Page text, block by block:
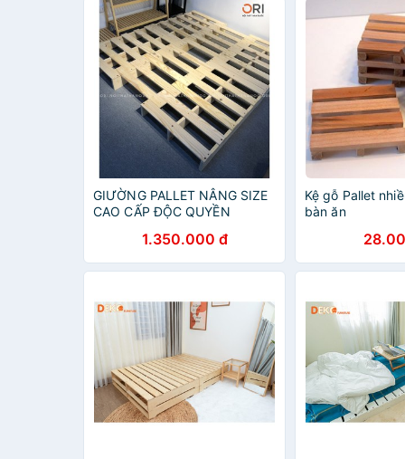
GIƯỜNG PALLET NÂNG SIZE
CAO CẤP ĐỘC QUYỀN
1.350.000 đ
Kệ gỗ Pallet
bàn ăn